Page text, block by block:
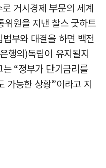
거시경제 부문의 세계
위원을 지낸 찰스 굿하트
부와 대결을 하면 백전
행의)독립이 유지될지
“정부가 단기금리를
가능한 상황”이라고 지